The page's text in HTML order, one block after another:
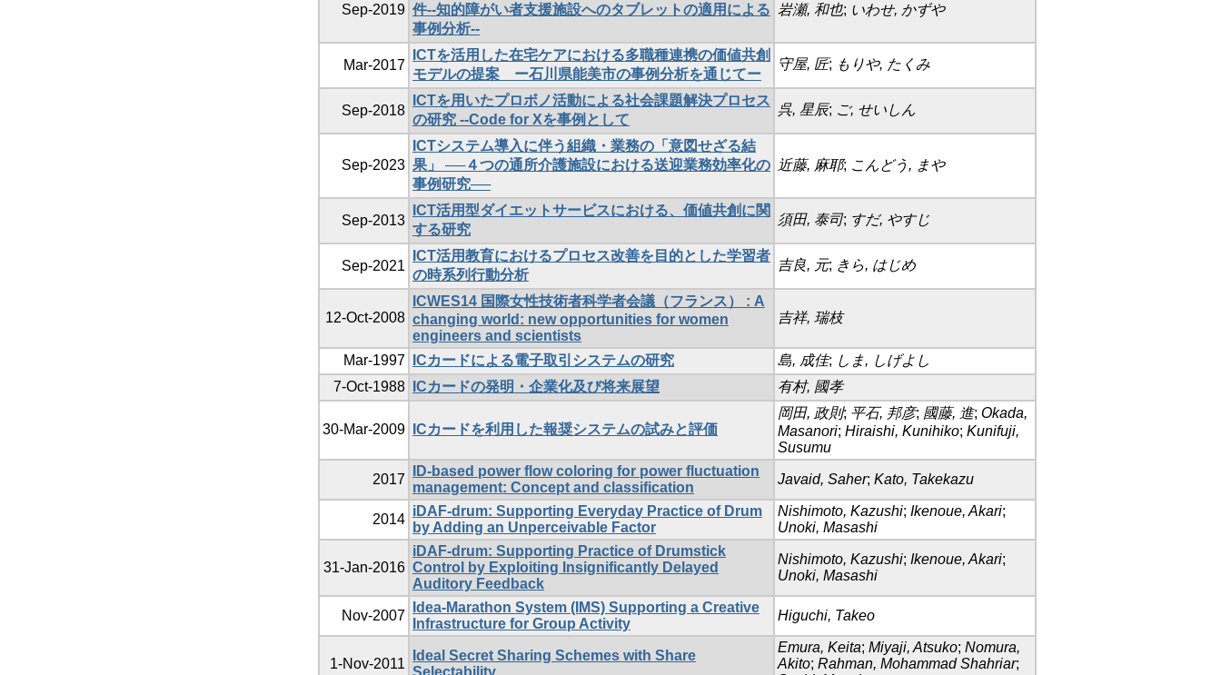
Sep-2019 件--知的障がい者支援施設へのタブレットの適用による
事例分析--
岩瀬, 和也; いわせ, かずや
Mar-2017
ICTを活用した在宅ケアにおける多職種連携の価値共創
モデルの提案 ー石川県能美市の事例分析を通じてー
守屋, 匠; もりや, たくみ
Sep-2018
ICTを用いたプロボノ活動による社会課題解決プロセス
の研究 --Code for Xを事例として
呉, 星辰; ご, せいしん
Sep-2023
ICTシステム導入に伴う組織・業務の「意図せざる結
果」 ──４つの通所介護施設における送迎業務効率化の
事例研究──
近藤, 麻耶; こんどう, まや
Sep-2013
ICT活用型ダイエットサービスにおける、価値共創に関
する研究
須田, 泰司; すだ, やすじ
Sep-2021
ICT活用教育におけるプロセス改善を目的とした学習者
の時系列行動分析
吉良, 元; きら, はじめ
12-Oct-2008
ICWES14 国際女性技術者科学者会議（フランス） : A
changing world: new opportunities for women
engineers and scientists
吉祥, 瑞枝
Mar-1997 ICカードによる電子取引システムの研究 島, 成佳; しま, しげよし
7-Oct-1988
ICカードの発明・企業化及び将来展望 有村, 國孝
30-Mar-2009 ICカードを利用した報奨システムの試みと評価
岡田, 政則; 平石, 邦彦; 國藤, 進; Okada,
Masanori; Hiraishi, Kunihiko; Kunifuji,
Susumu
2017
ID-based power flow coloring for power fluctuation
management: Concept and classification
Javaid, Saher; Kato, Takekazu
2014
iDAF-drum: Supporting Everyday Practice of Drum
by Adding an Unperceivable Factor
Nishimoto, Kazushi; Ikenoue, Akari;
Unoki, Masashi
31-Jan-2016
iDAF-drum: Supporting Practice of Drumstick
Control by Exploiting Insignificantly Delayed
Auditory Feedback
Nishimoto, Kazushi; Ikenoue, Akari;
Unoki, Masashi
Nov-2007
Idea-Marathon System (IMS) Supporting a Creative
Infrastructure for Group Activity
Higuchi, Takeo
1-Nov-2011
Ideal Secret Sharing Schemes with Share
Selectability
Emura, Keita; Miyaji, Atsuko; Nomura,
Akito; Rahman, Mohammad Shahriar;